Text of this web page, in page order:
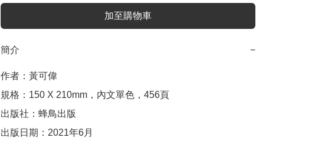
加至購物車
簡介 −
作者：黃可偉
規格：150 X 210mm，內文單色，456頁
出版社：蜂鳥出版
出版日期：2021年6月